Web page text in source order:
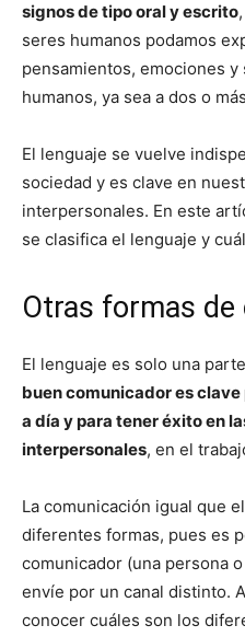
signos de tipo oral y escrito
seres humanos podamos
pensamientos, emociones
humanos, ya sea a dos o
El lenguaje se vuelve
sociedad y es clave en
interpersonales. En este
se clasifica el lenguaje y
Otras formas
El lenguaje es solo una
buen comunicador es
a día y para tener éxito en
interpersonales, en el
La comunicación igual que
diferentes formas, pues es
comunicador (una persona
envíe por un canal distinto.
conocer cuáles son los